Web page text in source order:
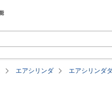
エアシリンダ
エアシリンダ